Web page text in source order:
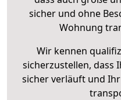
sicher und ohne
Wohnung
Wir kennen
sicherzustellen, dass
sicher verläuft und